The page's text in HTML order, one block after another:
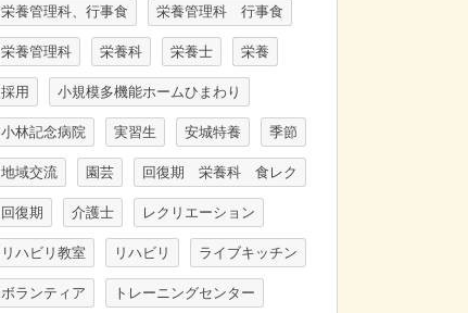
栄養管理科、行事食 栄養管理科 行事食
栄養管理科 栄養科 栄養士 栄養
採用 小規模多機能ホームひまわり
小林記念病院 実習生 安城特養 季節
地域交流 園芸 回復期 栄養科 食レク
回復期 介護士 レクリエーション
リハビリ教室 リハビリ ライブキッチン
ボランティア トレーニングセンター